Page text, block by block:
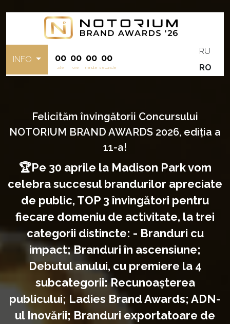
INFO 00
zile
00
ore
00
minute
00
secunde
RU
RO
Felicităm învingătorii Concursului
NOTORIUM BRAND AWARDS 2026, ediția a
11-a!
🏆Pe 30 aprile la Madison Park vom
celebra succesul brandurilor apreciate
de public, TOP 3 învingători pentru
fiecare domeniu de activitate, la trei
categorii distincte: - Branduri cu
impact; Branduri în ascensiune;
Debutul anului, cu premiere la 4
subcategorii: Recunoașterea
publicului; Ladies Brand Awards; ADN-
ul Inovării; Branduri exportatoare de